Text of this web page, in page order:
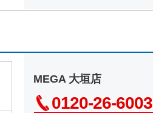
MEGA 大垣店
0120-26-6003